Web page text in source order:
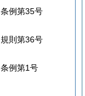
条例第35号
規則第36号
条例第1号